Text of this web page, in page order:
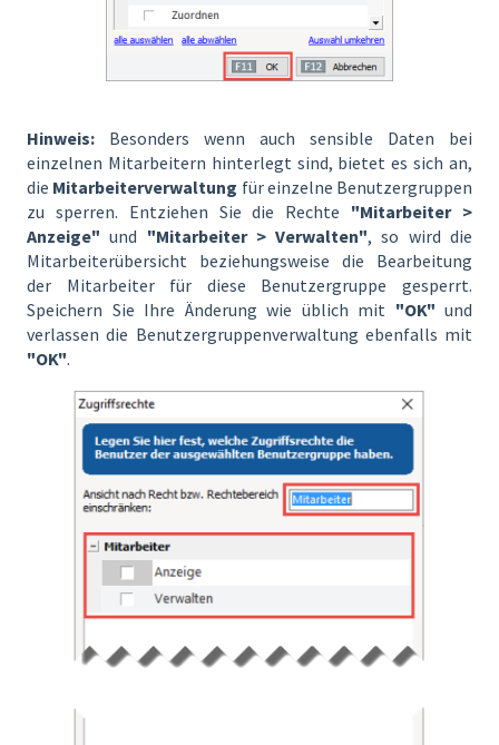
Hinweis: Besonders wenn auch sensible Daten bei
einzelnen Mitarbeitern hinterlegt sind, bietet es sich an,
die Mitarbeiterverwaltung für einzelne Benutzergruppen
zu sperren. Entziehen Sie die Rechte "Mitarbeiter >
Anzeige" und "Mitarbeiter > Verwalten", so wird die
Mitarbeiterübersicht beziehungsweise die Bearbeitung
der Mitarbeiter für diese Benutzergruppe gesperrt.
Speichern Sie Ihre Änderung wie üblich mit "OK" und
verlassen die Benutzergruppenverwaltung ebenfalls mit
"OK".